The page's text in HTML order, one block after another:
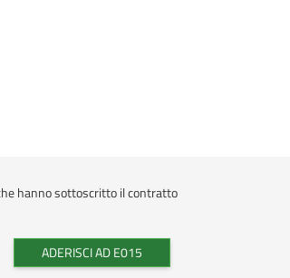
hanno sottoscritto il contratto
ADERISCI AD E015